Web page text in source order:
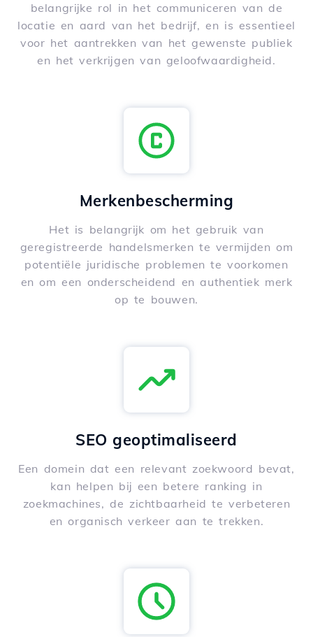
belangrijke rol in het communiceren van de
locatie en aard van het bedrijf, en is essentieel
voor het aantrekken van het gewenste publiek
en het verkrijgen van geloofwaardigheid.
Merkenbescherming
Het is belangrijk om het gebruik van
geregistreerde handelsmerken te vermijden om
potentiële juridische problemen te voorkomen
en om een onderscheidend en authentiek merk
op te bouwen.
SEO geoptimaliseerd
Een domein dat een relevant zoekwoord bevat,
kan helpen bij een betere ranking in
zoekmachines, de zichtbaarheid te verbeteren
en organisch verkeer aan te trekken.